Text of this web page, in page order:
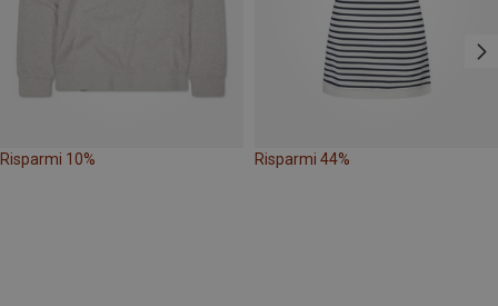
Risparmi 10% Risparmi 44%